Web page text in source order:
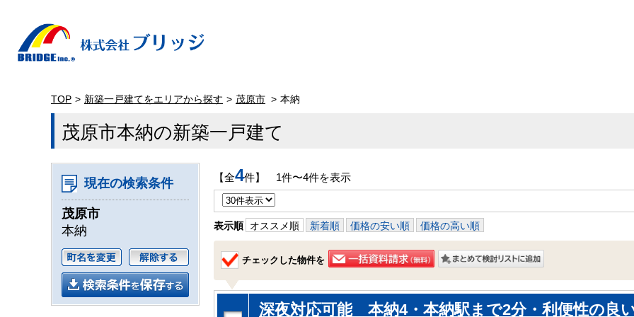
TOP 新築一戸建てをエリアから探す 茂原市 本納
茂原市本納の新築一戸建て
【全4件】 1件〜4件を表示
表示順 オススメ順 新着順 価格の安い順 価格の高い順
チェックした物件を
深夜対応可能 本納4・本納駅まで2分・利便性の良
現在の検索条件
茂原市
本納